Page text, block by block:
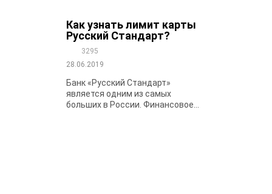
Как узнать лимит карты
Русский Стандарт?
3295
28.06.2019
Банк «Русский Стандарт»
является одним из самых
больших в России. Финансовое...